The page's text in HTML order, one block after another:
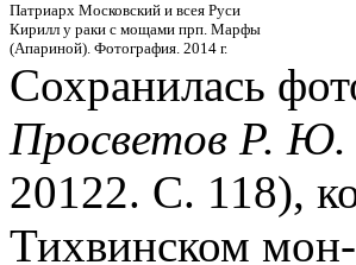
Патриарх Московский и всея Руси
Кирилл у раки с мощами прп. Марфы
(Апариной). Фотография. 2014 г.
Сохранилась
Просветов Р. Ю.
20122. С. 118),
Тихвинском